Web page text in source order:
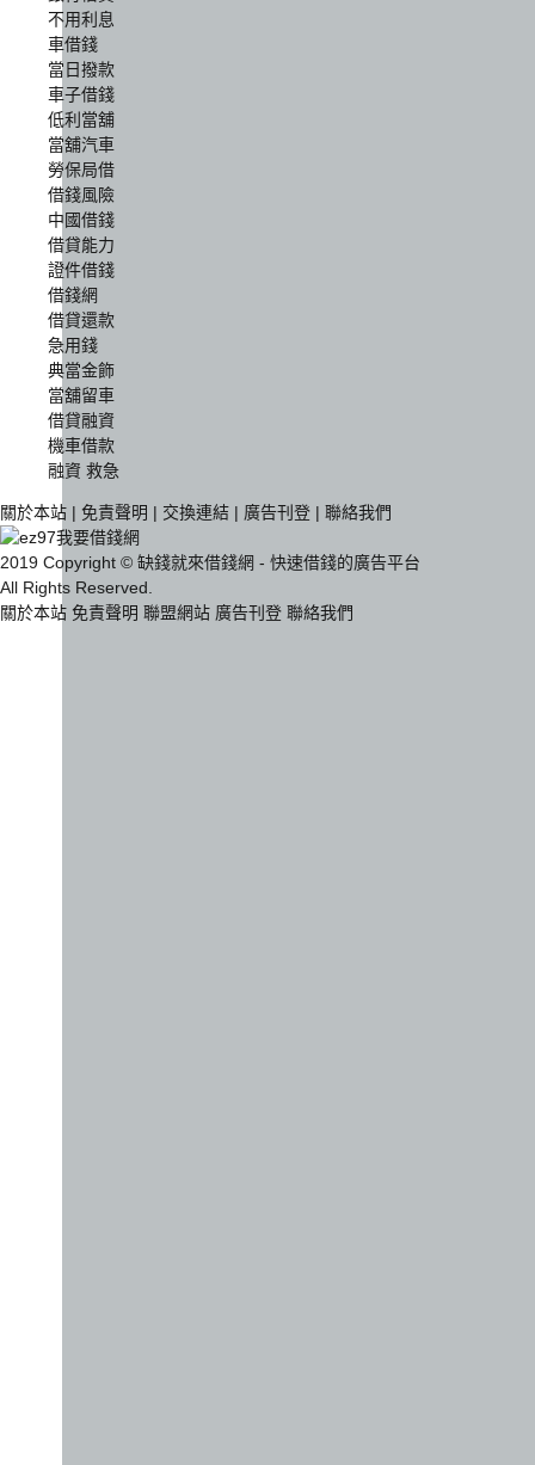
不用利息
車借錢
當日撥款
車子借錢
低利當舖
當舖汽車
勞保局借
借錢風險
中國借錢
借貸能力
證件借錢
借錢網
借貸還款
急用錢
典當金飾
當舖留車
借貸融資
機車借款
融資 救急
關於本站 | 免責聲明 | 交換連結 | 廣告刊登 | 聯絡我們
2019 Copyright © 缺錢就來借錢網 - 快速借錢的廣告平台
All Rights Reserved.
關於本站 免責聲明 聯盟網站 廣告刊登 聯絡我們